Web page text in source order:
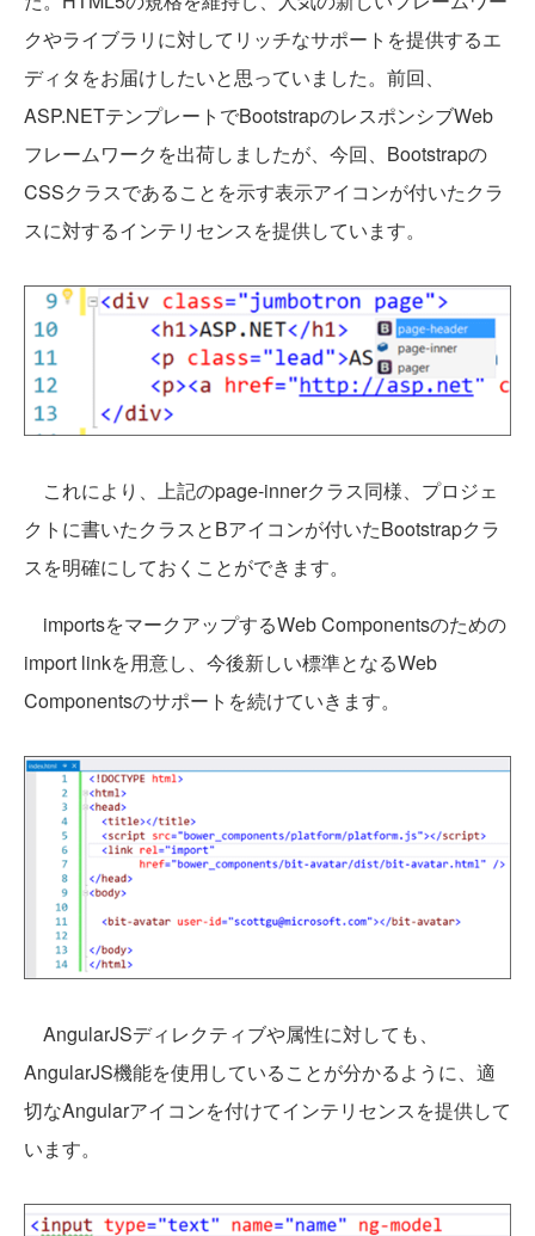
クやライブラリに対してリッチなサポートを提供するエ
ディタをお届けしたいと思っていました。前回、
ASP.NETテンプレートでBootstrapのレスポンシブWeb
フレームワークを出荷しましたが、今回、Bootstrapの
CSSクラスであることを示す表示アイコンが付いたクラ
スに対するインテリセンスを提供しています。
これにより、上記のpage-innerクラス同様、プロジェ
クトに書いたクラスとBアイコンが付いたBootstrapクラ
スを明確にしておくことができます。
importsをマークアップするWeb Componentsのための
import linkを用意し、今後新しい標準となるWeb
Componentsのサポートを続けていきます。
AngularJSディレクティブや属性に対しても、
AngularJS機能を使用していることが分かるように、適
切なAngularアイコンを付けてインテリセンスを提供して
います。